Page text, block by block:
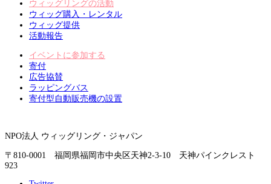
ウィッグリングの活動
ウィッグ購入・レンタル
ウィッグ提供
活動報告
イベントに参加する
寄付
広告協賛
ラッピングバス
寄付型自動販売機の設置
NPO法人 ウィッグリング・ジャパン
〒810-0001 福岡県福岡市中央区天神2-3-10 天神パインクレスト
923